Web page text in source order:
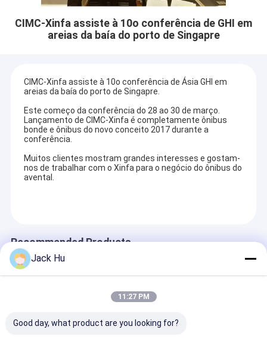
CIMC-Xinfa assiste à 10o conferência de GHI em
areias da baía do porto de Singapre
CIMC-Xinfa assiste à 10o conferência de Ásia GHI em
areias da baía do porto de Singapre.
Este começo da conferência do 28 ao 30 de março.
Lançamento de CIMC-Xinfa é completamente ônibus
bonde e ônibus do novo conceito 2017 durante a
conferência.
Muitos clientes mostram grandes interesses e gostam-
nos de trabalhar com o Xinfa para o negócio do ônibus do
avental.
Recommended Products
Jack Hu
11:27 PM
Good day, what product are you looking for?